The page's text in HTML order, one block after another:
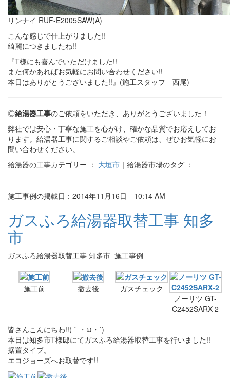
リンナイ RUF-E2005SAW(A)
こんな感じで仕上がりました!!
綺麗につきましたね!!
『T様にも喜んでいただけました!!
また何かあればお気軽にお問い合わせください!!
本日はありがとうございました!!』(施工スタッフ 西尾)
◎給湯器工事のご依頼をいただき、ありがとうございました！
弊社では安心・丁寧な施工を心がけ、確かな品質でお応えしてお
ります。給湯器工事に関するご相談やご依頼は、ぜひお気軽にお
問い合わせください。
給湯器の工事カテゴリー ： 大垣市 ｜給湯器市場のタグ ：
施工事例の掲載日：2014年11月16日 10:14 AM
ガスふろ給湯器取替工事 知多
市
ガスふろ給湯器取替工事 知多市 施工事例
施工前 撤去後
ガスチェック
ノーリツ GT-
C2452SARX-2
皆さんこんにちわ!!(｀・ω・´)
本日は知多市T様邸にてガスふろ給湯器取替工事を行いました!!
据置タイプ。
エコジョーズへお取替です!!